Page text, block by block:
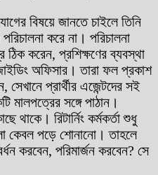
বিষয়ে জানতে চাইলে তিনি
করে না। পরিচালনা
ঠিক করেন, প্রশিক্ষণের ব্যবস্থা
অফিসার। তারা ফল প্রকাশ
সেখানে প্রার্থীর এজেন্টদের সই
মালপত্রের সঙ্গে পাঠান।
থাকে। রিটার্নিং কর্মকর্তা শুধু
কেবল পড়ে শোনানো। তাহলে
করবেন, পরিমার্জন করবেন? সে